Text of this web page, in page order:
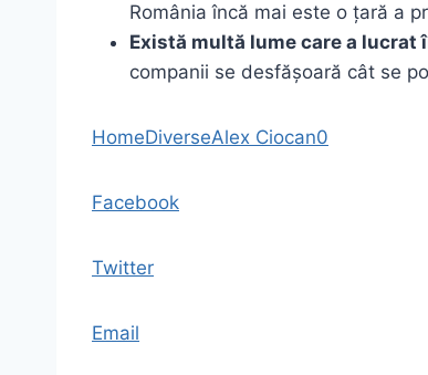
România încă mai este o țară a
Există multă lume care a
companii se desfășoară cât se
HomeDiverseAlex Ciocan0
Facebook
Twitter
Email